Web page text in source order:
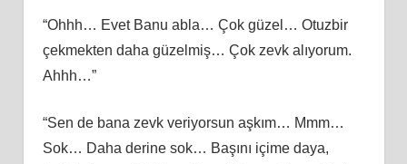
“Ohhh… Evet Banu abla… Çok güzel… Otuzbir
çekmekten daha güzelmiş… Çok zevk alıyorum.
Ahhh…”
“Sen de bana zevk veriyorsun aşkım… Mmm…
Sok… Daha derine sok… Başını içime daya,